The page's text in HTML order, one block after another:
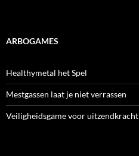
ARBOGAMES
Healthymetal het Spel
Mestgassen laat je niet verrassen
Veiligheidsgame voor uitzendkracht